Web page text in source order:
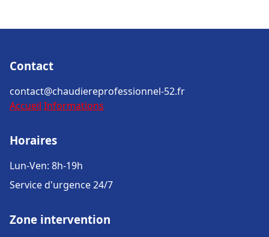
Contact
contact@chaudiereprofessionnel-52.fr
Accueil Informations
Horaires
Lun-Ven: 8h-19h
Service d'urgence 24/7
Zone intervention